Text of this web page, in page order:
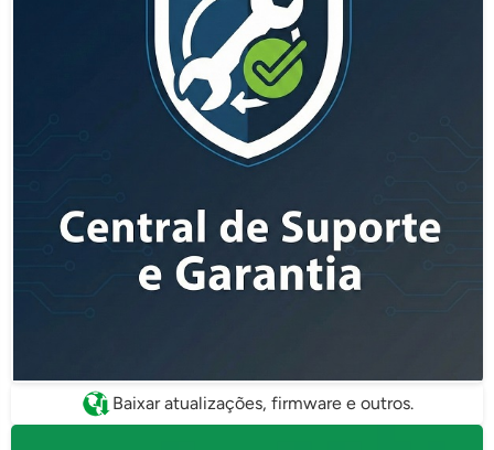
Baixar atualizações, firmware e outros.